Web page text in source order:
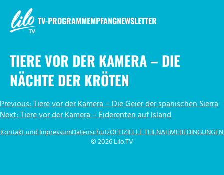
Inhalt
springen
TV-PROGRAMMEMPFANGNEWSLETTER
TIERE VOR DER KAMERA – DIE
NÄCHTE DER KRÖTEN
BEITRAGSNAVIGATION
Previous:Tiere vor der Kamera – Die Geier der spanischen Sierra
Next:Tiere vor der Kamera – Eiderenten auf Island
© 2026 Lilo.TV
Kontakt und ImpressumDatenschutzOFFIZIELLE TEILNAHMEBEDINGUNGEN